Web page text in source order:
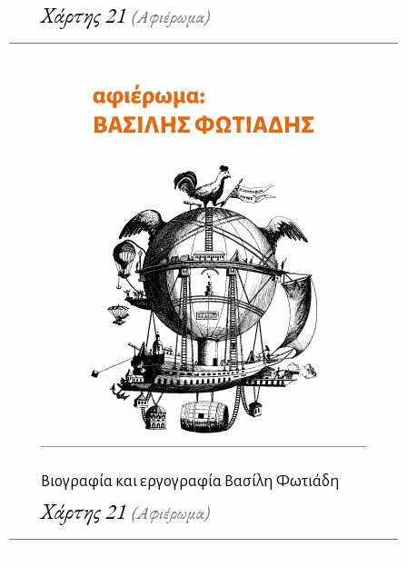
Χάρτης 21 (Αφιέρωμα)
Βιογραφία και εργογραφία Βασίλη Φωτιάδη
Χάρτης 21 (Αφιέρωμα)